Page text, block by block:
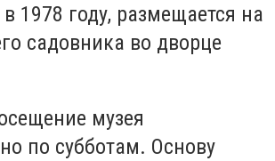
1978 году, размещается на
садовника во дворце
музея
по субботам. Основу